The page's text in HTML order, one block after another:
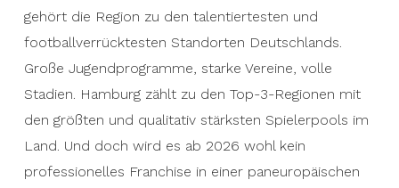
gehört die Region zu den talentiertesten und
footballverrücktesten Standorten Deutschlands.
Große Jugendprogramme, starke Vereine, volle
Stadien. Hamburg zählt zu den Top-3-Regionen mit
den größten und qualitativ stärksten Spielerpools im
Land. Und doch wird es ab 2026 wohl kein
professionelles Franchise in einer paneuropäischen